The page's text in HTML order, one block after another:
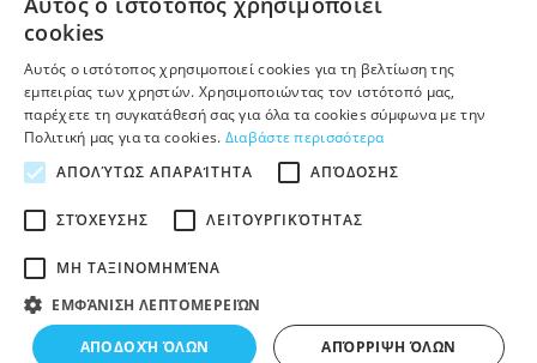
M2M
SMS
WHOLESALE
PARTNERS
Copyright © 2005 - 2026 Inter Telecom. All Rights Reserved
cookies
Αυτός ο ιστότοπος χρησιμοποιεί cookies για τη βελτίωση της
εμπειρίας των χρηστών. Χρησιμοποιώντας τον ιστότοπό μας,
παρέχετε τη συγκατάθεσή σας για όλα τα cookies σύμφωνα με την
Πολιτική μας για τα cookies. Διαβάστε περισσότερα
ΑΠΟΛΎΤΩΣ ΑΠΑΡΑΊΤΗΤΑ
ΑΠΌΔΟΣΗΣ
ΣΤΌΧΕΥΣΗΣ ΛΕΙΤΟΥΡΓΙΚΌΤΗΤΑΣ
ΜΗ ΤΑΞΙΝΟΜΗΜΈΝΑ
ΕΜΦΆΝΙΣΗ ΛΕΠΤΟΜΕΡΕΙΏΝ
ΑΠΟΔΟΧΉ ΌΛΩΝ ΑΠΌΡΡΙΨΗ ΌΛΩΝ